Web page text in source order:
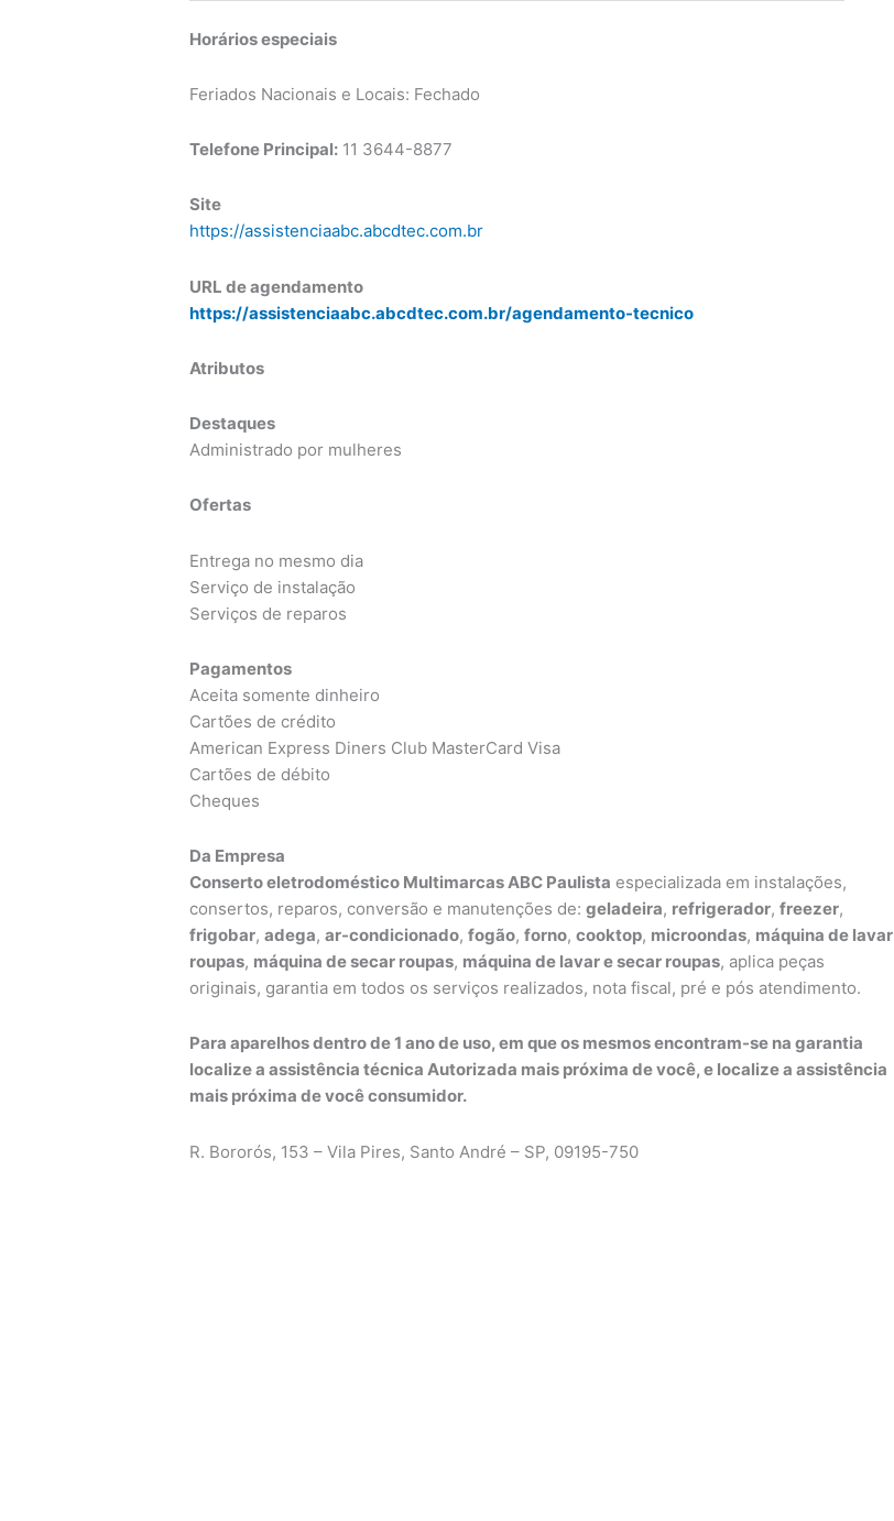
Horários especiais
Feriados Nacionais e Locais: Fechado
Telefone Principal: 11 3644-8877
Site
https://assistenciaabc.abcdtec.com.br
URL de agendamento
https://assistenciaabc.abcdtec.com.br/agendamento-tecnico
Atributos
Destaques
Administrado por mulheres
Ofertas
Entrega no mesmo dia
Serviço de instalação
Serviços de reparos
Pagamentos
Aceita somente dinheiro
Cartões de crédito
American Express Diners Club MasterCard Visa
Cartões de débito
Cheques
Da Empresa
Conserto eletrodoméstico Multimarcas ABC Paulista especializada em instalações,
consertos, reparos, conversão e manutenções de:geladeira, refrigerador,freezer,
frigobar,adega,ar-condicionado,fogão,forno,cooktop, microondas, máquina de lavar
roupas, máquina de secar roupas, máquina de lavar e secar roupas, aplica peças
originais, garantia em todos os serviços realizados, nota fiscal, pré e pós atendimento.
Para aparelhos dentro de 1 ano de uso, em que os mesmos encontram-se na garantia
localize a assistência técnica Autorizada mais próxima de você, e localize a assistência
mais próxima de você consumidor.
R. Bororós, 153 – Vila Pires, Santo André – SP, 09195-750